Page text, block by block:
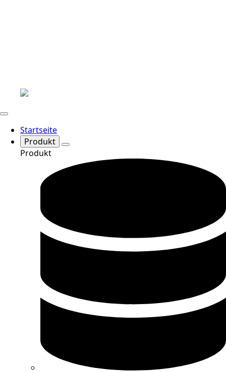
Startseite
Produkt
Produkt